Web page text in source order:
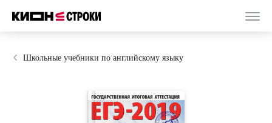
Школьные учебники по английскому языку